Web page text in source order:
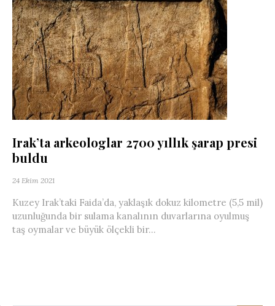
Irak’ta arkeologlar 2700 yıllık şarap presi
buldu
24 Ekim 2021
Kuzey Irak’taki Faida’da, yaklaşık dokuz kilometre (5,5 mil)
uzunluğunda bir sulama kanalının duvarlarına oyulmuş
taş oymalar ve büyük ölçekli bir...